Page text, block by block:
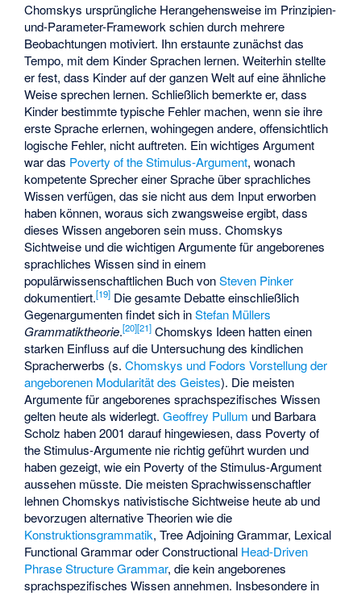
Chomskys ursprüngliche Herangehensweise im Prinzipien-
und-Parameter-Framework schien durch mehrere
Beobachtungen motiviert. Ihn erstaunte zunächst das
Tempo, mit dem Kinder Sprachen lernen. Weiterhin stellte
er fest, dass Kinder auf der ganzen Welt auf eine ähnliche
Weise sprechen lernen. Schließlich bemerkte er, dass
Kinder bestimmte typische Fehler machen, wenn sie ihre
erste Sprache erlernen, wohingegen andere, offensichtlich
logische Fehler, nicht auftreten. Ein wichtiges Argument
war das Poverty of the Stimulus-Argument, wonach
kompetente Sprecher einer Sprache über sprachliches
Wissen verfügen, das sie nicht aus dem Input erworben
haben können, woraus sich zwangsweise ergibt, dass
dieses Wissen angeboren sein muss. Chomskys
Sichtweise und die wichtigen Argumente für angeborenes
sprachliches Wissen sind in einem
populärwissenschaftlichen Buch vonSteven Pinker
dokumentiert.[19] Die gesamte Debatte einschließlich
Gegenargumenten findet sich inStefan Müllers
Grammatiktheorie.[20][21] Chomskys Ideen hatten einen
starken Einfluss auf die Untersuchung des kindlichen
Spracherwerbs (s.Chomskys und Fodors Vorstellung der
angeborenen Modularität des Geistes). Die meisten
Argumente für angeborenes sprachspezifisches Wissen
gelten heute als widerlegt.Geoffrey Pullum und Barbara
Scholz haben 2001 darauf hingewiesen, dass Poverty of
the Stimulus-Argumente nie richtig geführt wurden und
haben gezeigt, wie ein Poverty of the Stimulus-Argument
aussehen müsste. Die meisten Sprachwissenschaftler
lehnen Chomskys nativistische Sichtweise heute ab und
bevorzugen alternative Theorien wie die
Konstruktionsgrammatik,Tree Adjoining Grammar, Lexical
Functional Grammaroder Constructional Head-Driven
Phrase Structure Grammar, die kein angeborenes
sprachspezifisches Wissen annehmen. Insbesondere in